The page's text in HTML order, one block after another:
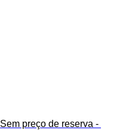
Sem preço de reserva -